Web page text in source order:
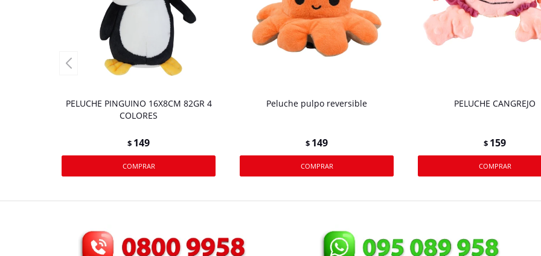
PELUCHE PINGUINO 16X8CM 82GR 4
COLORES
$ 149
Peluche pulpo reversible
$ 149
PELUCHE CANGREJO
$ 159